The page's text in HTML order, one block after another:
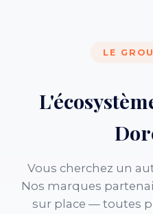
LE
Vous cherchez un
Nos marques
sur place — toutes